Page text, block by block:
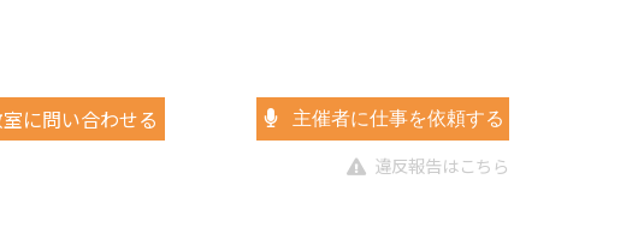
に問い合わせる 主催者に仕事を依頼する
違反報告はこちら